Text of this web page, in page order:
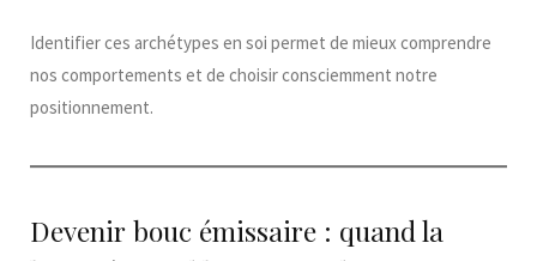
Identifier ces archétypes en soi permet de mieux comprendre
nos comportements et de choisir consciemment notre
positionnement.
Devenir bouc émissaire : quand la